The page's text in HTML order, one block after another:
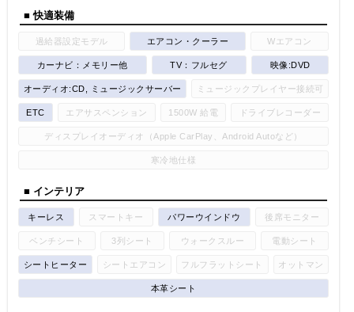
■ 快適装備
過給器設定モデル エアコン・クーラー Wエアコン
カーナビ：メモリー他 TV：フルセグ 映像:DVD
オーディオ:CD, ミュージックサーバー ミュージックプレイヤー接続可
ETC エアサスペンション 1500W 給電 ドライブレコーダー
ディスプレイオーディオ（Apple CarPlay、Android Autoなど）
寒冷地仕様
■ インテリア
キーレス スマートキー パワーウインドウ 後席モニター
ベンチシート 3列シート ウォークスルー 電動シート
シートヒーター シートエアコン フルフラットシート オットマン
本革シート